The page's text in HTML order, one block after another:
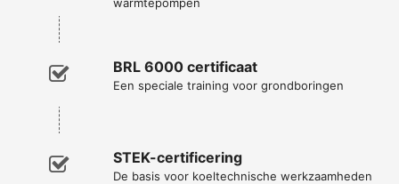
BRL 6000 certificaat
Een speciale training voor grondboringen
STEK-certificering
De basis voor koeltechnische werkzaamheden